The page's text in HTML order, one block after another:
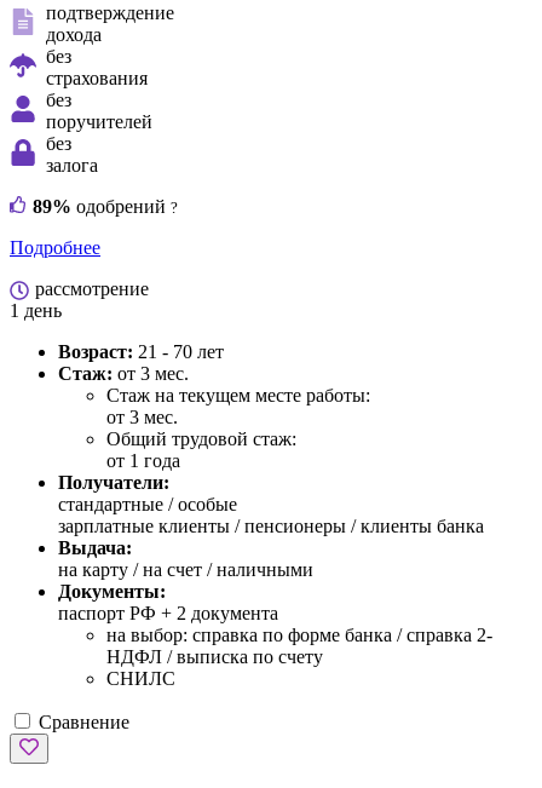
подтверждение
дохода
без
страхования
без
поручителей
без
залога
89% одобрений ?
Подробнее
рассмотрение
1 день
Возраст: 21 - 70 лет
Стаж: от 3 мес.
Стаж на текущем месте работы:
от 3 мес.
Общий трудовой стаж:
от 1 года
Получатели:
стандартные /особые
зарплатные клиенты / пенсионеры / клиенты банка
Выдача:
на карту / на счет / наличными
Документы:
паспорт РФ + 2 документа
на выбор: справка по форме банка / справка 2-
НДФЛ / выписка по счету
СНИЛС
Сравнение